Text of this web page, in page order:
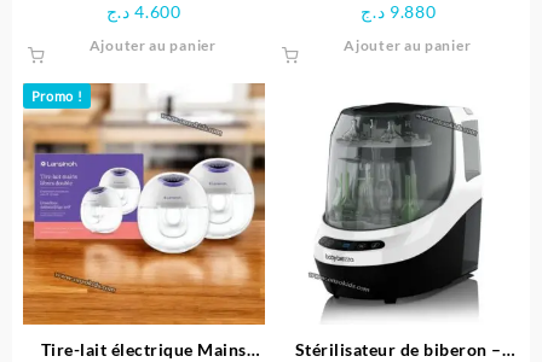
4.600 د.ج
Ajouter au panier
9.880 د.ج
Ajouter au panier
Promo !
Tire-lait électrique Mains Stérilisateur de biberon –